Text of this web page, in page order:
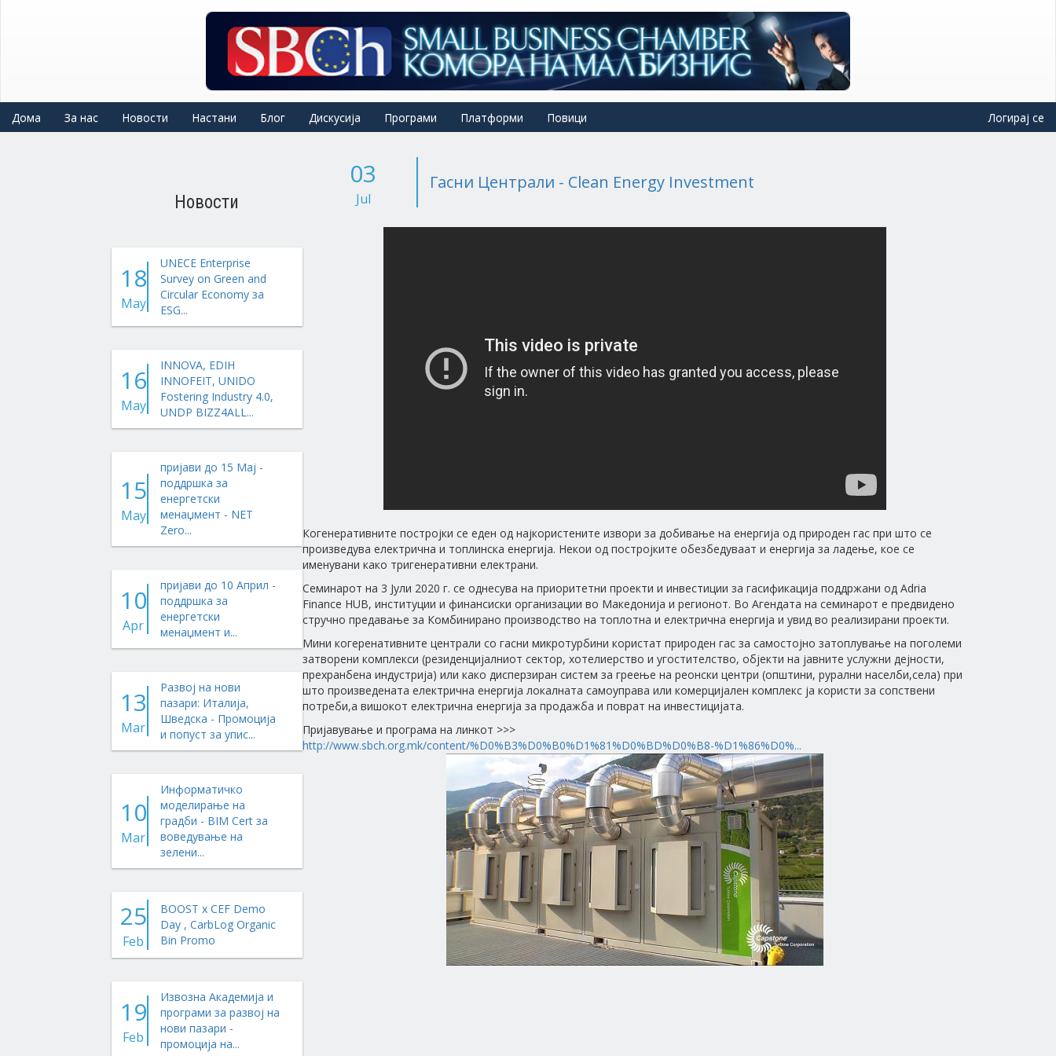
Дома За нас Новости Настани Блог Дискусија Програми Платформи Повици Логирај се
Новости
18
May
UNECE Enterprise
Survey on Green and
Circular Economy за
ESG...
16
May
INNOVA, EDIH
INNOFEIT, UNIDO
Fostering Industry 4.0,
UNDP BIZZ4ALL...
15
May
пријави до 15 Мај -
поддршка за
енергетски
менаџмент - NET
Zero...
10
Apr
пријави до 10 Април -
поддршка за
енергетски
менаџмент и...
13
Mar
Развој на нови
пазари: Италија,
Шведска - Промоција
и попуст за упис...
10
Mar
Информатичко
моделирање на
градби - BIM Cert за
воведување на
зелени...
25
Feb
BOOST x CEF Demo
Day , CarbLog Organic
Bin Promo
19
Feb
Извозна Академија и
програми за развој на
нови пазари -
промоција на...
03
Jul
Гасни Централи - Clean Energy Investment
Когенеративните постројки се еден од најкористените извори за добивање на енергија од природен гас при што се
произведува електрична и топлинска енергија. Некои од постројките обезбедуваат и енергија за ладење, кое се
именувани како тригенеративни електрани.
Семинарот на 3 Јули 2020 г. се однесува на приоритетни проекти и инвестиции за гасификација поддржани од Adria
Finance HUB, институции и финансиски организации во Македонија и регионот. Во Агендата на семинарот е предвидено
стручно предавање за Комбинирано производство на топлотна и електрична енергија и увид во реализирани проекти.
Мини когеренативните централи со гасни микротурбини користат природен гас за самостојно затоплување на поголеми
затворени комплекси (резиденцијалниот сектор, хотелиерство и угостителство, објекти на јавните услужни дејности,
прехранбена индустрија) или како дисперзиран систем за греење на реонски центри (општини, рурални населби,села) при
што произведената електрична енергија локалната самоуправа или комерцијален комплекс ја користи за сопствени
потреби,а вишокот електрична енергија за продажба и поврат на инвестицијата.
Пријавување и програма на линкот >>>
http://www.sbch.org.mk/content/%D0%B3%D0%B0%D1%81%D0%BD%D0%B8-%D1%86%D0%...